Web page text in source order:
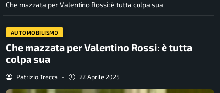
Che mazzata per Valentino Rossi: è tutta colpa sua
AUTOMOBILISMO
Che mazzata per Valentino Rossi: è tutta
colpa sua
Patrizio Trecca - 22 Aprile 2025